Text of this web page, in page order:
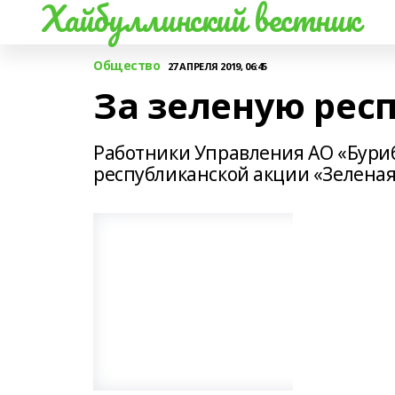
Хайбуллинский вестник
Общество 27 АПРЕЛЯ 2019, 06:45
За зеленую
Работники Управления АО
республиканской акции